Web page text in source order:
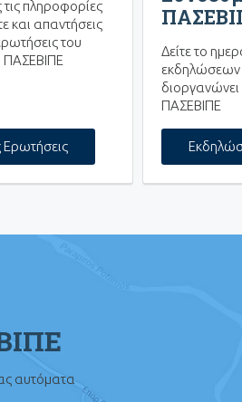
τις πληροφορίες
και απαντήσεις
του
ΠΑΣΕΒΙΠΕ
Ερωτήσεις
Δείτε το
εκδηλώσεων
ΠΑΣΕΒΙΠΕ
αυτόματα